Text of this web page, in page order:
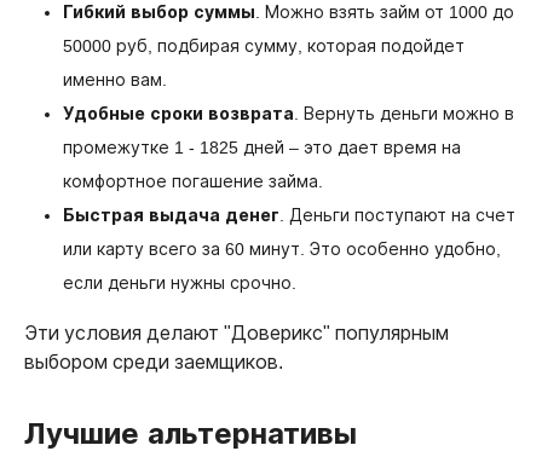
Гибкий выбор суммы . Можно взять займ от 1000 до
50000 руб, подбирая сумму, которая подойдет
именно вам.
Удобные сроки возврата . Вернуть деньги можно в
промежутке 1 - 1825 дней – это дает время на
комфортное погашение займа.
Быстрая выдача денег . Деньги поступают на счет
или карту всего за 60 минут. Это особенно удобно,
если деньги нужны срочно.
Эти условия делают "Доверикс" популярным
выбором среди заемщиков.
Лучшие альтернативы